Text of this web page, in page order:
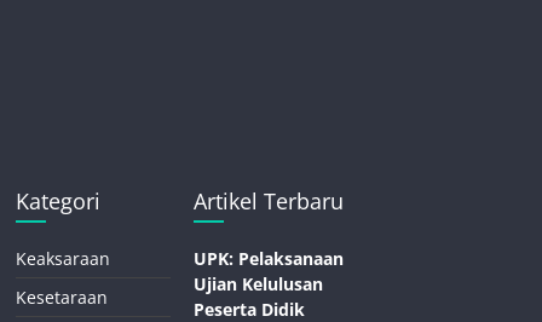
Kategori
Keaksaraan
Kesetaraan
Artikel Terbaru
UPK: Pelaksanaan
Ujian Kelulusan
Peserta Didik